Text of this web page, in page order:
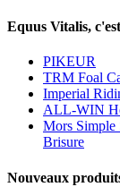
Equus Vitalis,
PIKEUR
TRM Foal
Imperial
ALL-WIN
Mors
Brisure
Nouveaux